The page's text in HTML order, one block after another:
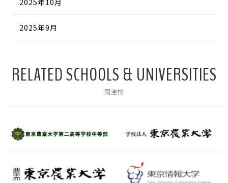
2025年10月
2025年9月
RELATED SCHOOLS & UNIVERSITIES
関連校